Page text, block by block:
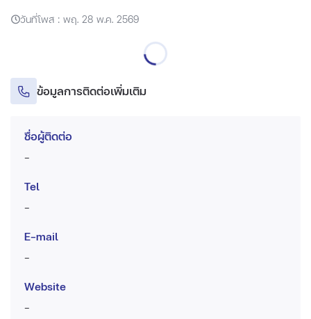
วันที่โพส : พฤ. 28 พ.ค. 2569
ข้อมูลการติดต่อเพิ่มเติม
ชื่อผู้ติดต่อ
-
Tel
-
E-mail
-
Website
-